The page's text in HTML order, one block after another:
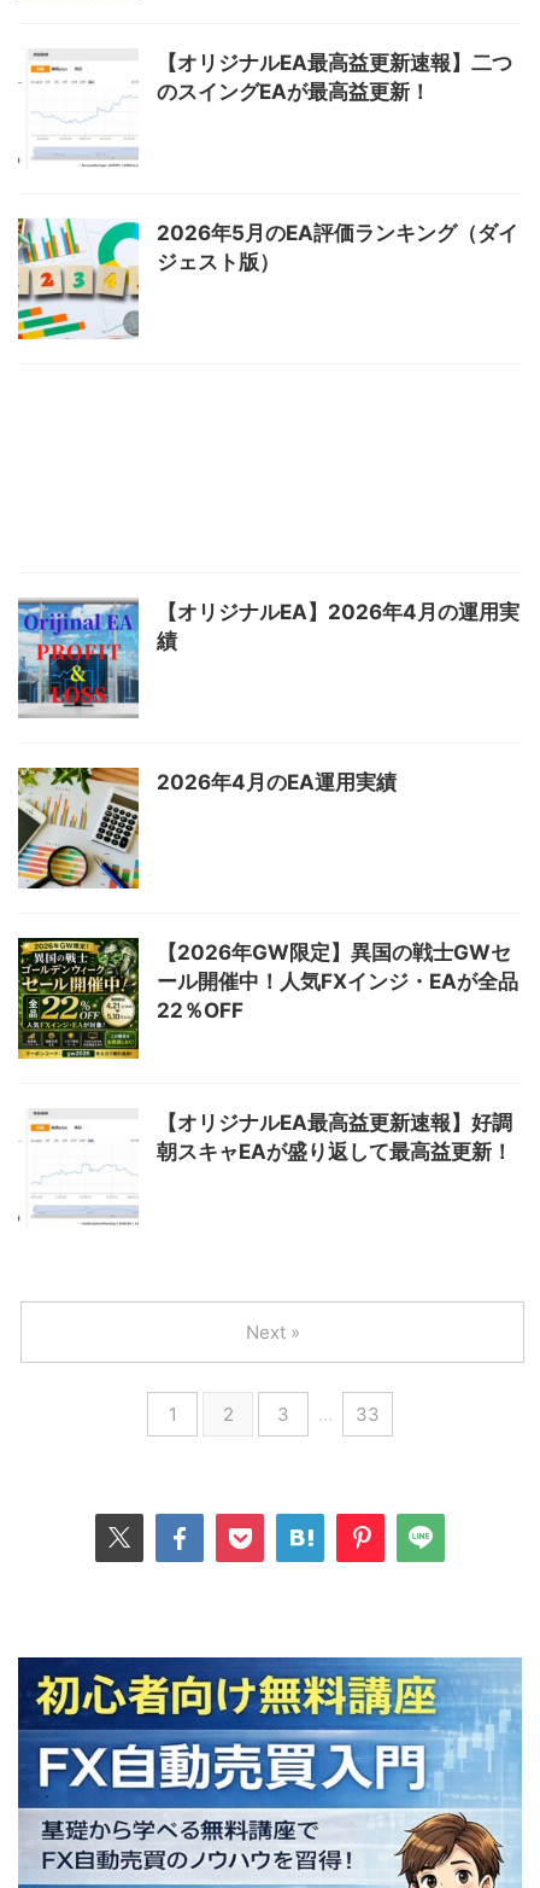
【オリジナルEA最高益更新速報】二つ
のスイングEAが最高益更新！
2026年5月のEA評価ランキング（ダイ
ジェスト版）
【オリジナルEA】2026年4月の運用実
績
2026年4月のEA運用実績
【2026年GW限定】異国の戦士GWセ
ール開催中！人気FXインジ・EAが全品
22％OFF
【オリジナルEA最高益更新速報】好調
朝スキャEAが盛り返して最高益更新！
1 2 3 … 33
Next »